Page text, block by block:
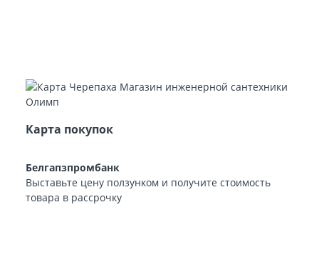
Карта покупок
Белгапзпромбанк
Выставьте цену ползунком и получите стоимость
товара в рассрочку